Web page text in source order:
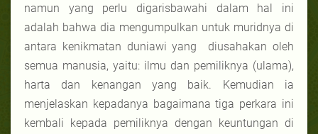
namun yang perlu digarisbawahi dalam hal ini
adalah bahwa dia mengumpulkan untuk muridnya di
antara kenikmatan duniawi yang diusahakan oleh
semua manusia, yaitu: ilmu dan pemiliknya (ulama),
harta dan kenangan yang baik. Kemudian ia
menjelaskan kepadanya bagaimana tiga perkara ini
kembali kepada pemiliknya dengan keuntungan di